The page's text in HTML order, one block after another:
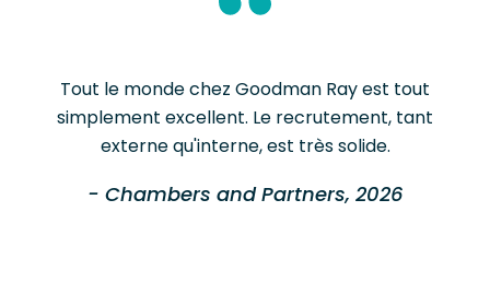
Tout le monde chez Goodman Ray est tout
simplement excellent. Le recrutement, tant
externe qu'interne, est très solide.
- Chambers and Partners, 2026